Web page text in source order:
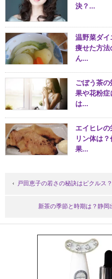
決？...
温野菜ダイ
痩せた方法
ん...
ごぼう茶
果や花粉
は...
エイヒレ
リン体は
果...
戸田恵子の若さの秘訣はピクルス
新茶の季節と時期は？静